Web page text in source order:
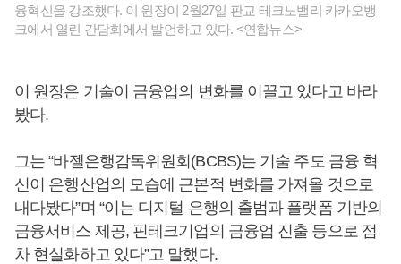
융혁신을 강조했다. 이 원장이 2월27일 판교 테크노밸리 카카오뱅
크에서 열린 간담회에서 발언하고 있다. <연합뉴스>
이 원장은 기술이 금융업의 변화를 이끌고 있다고 바라
봤다.
그는 “바젤은행감독위원회(BCBS)는 기술 주도 금융 혁
신이 은행산업의 모습에 근본적 변화를 가져올 것으로
내다봤다”며 “이는 디지털 은행의 출범과 플랫폼 기반의
금융서비스 제공, 핀테크기업의 금융업 진출 등으로 점
차 현실화하고 있다”고 말했다.